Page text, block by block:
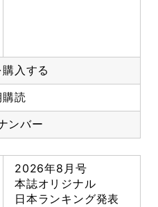
入する
購読
ンバー
2026年8月号
本誌オリジナル
日本ランキング発表